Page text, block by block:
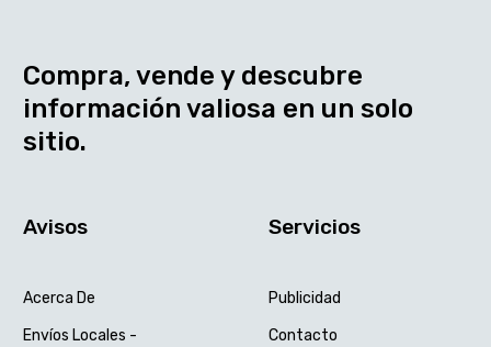
Compra, vende y descubre
información valiosa en un solo
sitio.
Avisos
Acerca De
Envíos Locales -
Servicios
Publicidad
Contacto